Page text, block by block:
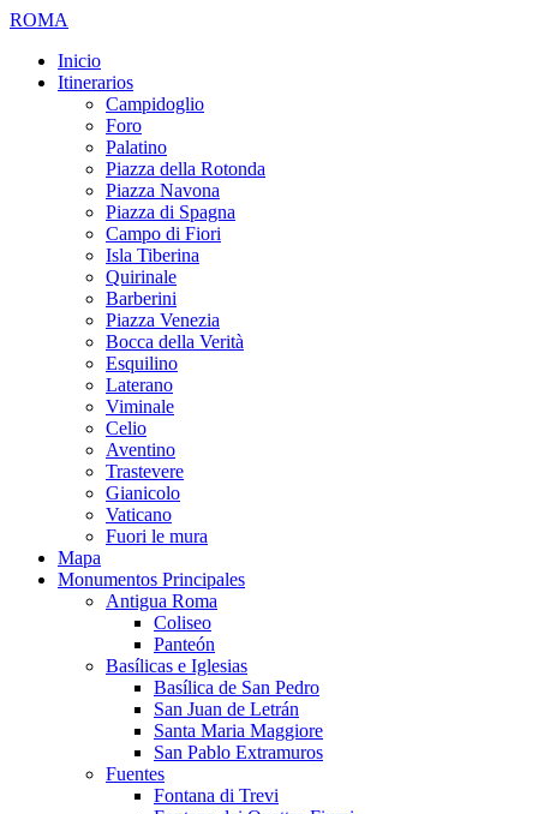
ROMA
Inicio
Itinerarios
Campidoglio
Foro
Palatino
Piazza della Rotonda
Piazza Navona
Piazza di Spagna
Campo di Fiori
Isla Tiberina
Quirinale
Barberini
Piazza Venezia
Bocca della Verità
Esquilino
Laterano
Viminale
Celio
Aventino
Trastevere
Gianicolo
Vaticano
Fuori le mura
Mapa
Monumentos Principales
Antigua Roma
Coliseo
Panteón
Basílicas e Iglesias
Basílica de San Pedro
San Juan de Letrán
Santa Maria Maggiore
San Pablo Extramuros
Fuentes
Fontana di Trevi